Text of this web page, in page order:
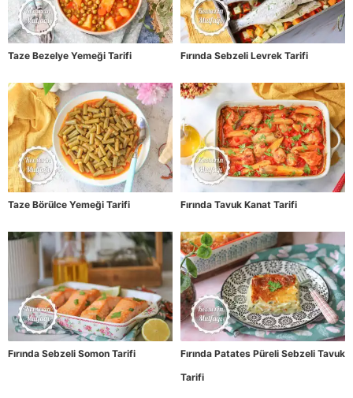
Taze Bezelye Yemeği Tarifi Fırında Sebzeli Levrek Tarifi
Taze Börülce Yemeği Tarifi Fırında Tavuk Kanat Tarifi
Fırında Sebzeli Somon Tarifi
Fırında Patates Püreli Sebzeli Tavuk
Tarifi